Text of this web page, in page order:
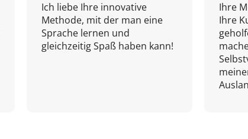
Ich liebe Ihre innovative
Methode, mit der man eine
Sprache lernen und
gleichzeitig Spaß haben kann!
Ihre
Ihre